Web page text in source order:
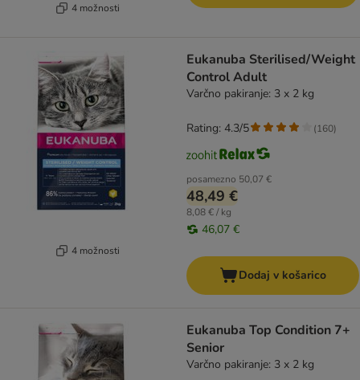
4 možnosti
4 možnosti
Eukanuba Sterilised/Weight
Control Adult
Varčno pakiranje: 3 x 2 kg
posamezno 50,07 €
48,49 €
8,08 € / kg
46,07 €
Rating: 4.3/5 (160)
Dodaj v košarico
Eukanuba Top Condition 7+
Senior
Varčno pakiranje: 3 x 2 kg